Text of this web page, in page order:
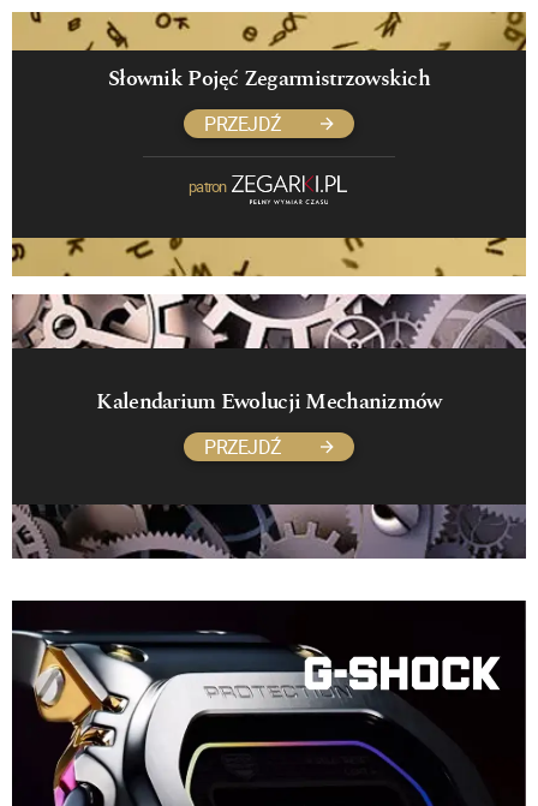
Słownik Pojęć Zegarmistrzowskich
PRZEJDŹ
patron
Kalendarium Ewolucji Mechanizmów
PRZEJDŹ